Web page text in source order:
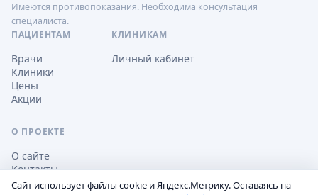
Имеются противопоказания. Необходима консультация
специалиста.
ПАЦИЕНТАМ
Врачи
Клиники
Цены
Акции
КЛИНИКАМ
Личный кабинет
О ПРОЕКТЕ
О сайте
Контакты
Сайт использует файлы cookie и Яндекс.Метрику. Оставаясь на